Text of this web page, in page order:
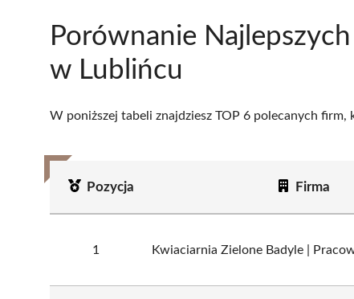
Porównanie
w Lublińcu
W poniższej tabeli znajdziesz TOP 6 polecanych firm,
Pozycja Firma
1 Kwiaciarnia Zielone Badyle |